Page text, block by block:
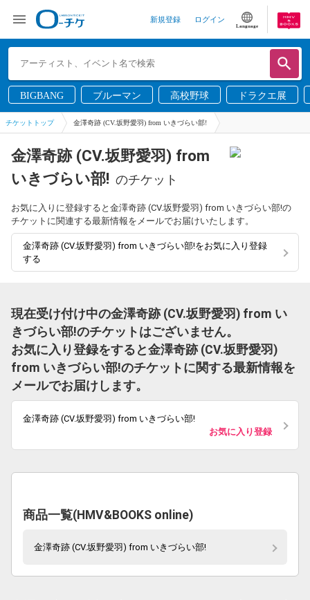
新規登録 ログイン
Language
BIGBANG ブルーマン 高校野球 ドラクエ展
チケットトップ 金澤奇跡 (CV.坂野愛羽) from いきづらい部!
金澤奇跡 (CV.坂野愛羽) from
いきづらい部! のチケット
お気に入りに登録すると金澤奇跡 (CV.坂野愛羽) from いきづらい部!の
チケットに関連する最新情報をメールでお届けいたします。
金澤奇跡 (CV.坂野愛羽) from いきづらい部!をお気に入り登録
する
現在受け付け中の金澤奇跡 (CV.坂野愛羽) from い
きづらい部!のチケットはございません。
お気に入り登録をすると金澤奇跡 (CV.坂野愛羽)
from いきづらい部!のチケットに関する最新情報を
メールでお届けします。
金澤奇跡 (CV.坂野愛羽) from いきづらい部!
お気に入り登録
商品一覧(HMV&BOOKS online)
金澤奇跡 (CV.坂野愛羽) from いきづらい部!